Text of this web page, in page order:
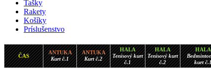
Tašky
Rakety
Košíky
Príslušenstvo
ČAS
ANTUKA
Kurt č.1
ANTUKA
Kurt č.2
HALA
Tenisový kurt
č.1
HALA
Tenisový kurt
č.2
HALA
kurt